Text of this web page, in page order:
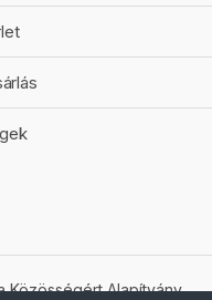
Közösségért Alapítvány